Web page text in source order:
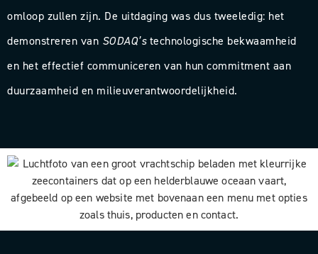
omloop zullen zijn. De uitdaging was dus tweeledig: het
demonstreren van SODAQ’stechnologische bekwaamheid
en het effectief communiceren van hun commitment aan
duurzaamheid en milieuverantwoordelijkheid.